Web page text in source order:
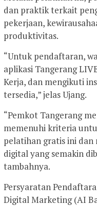
dan praktik terkait
pekerjaan,
produktivitas.
“Untuk pendaftaran,
aplikasi Tangerang
Kerja, dan mengikuti
tersedia,” jelas Ujang.
“Pemkot Tangerang
memenuhi kriteria
pelatihan gratis ini
digital yang semakin
tambahnya.
Persyaratan
Digital Marketing (AI